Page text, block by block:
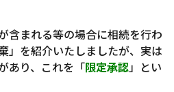
含まれる等の場合に相続を行わ
」を紹介いたしましたが、実は
あり、これを「限定承認」とい